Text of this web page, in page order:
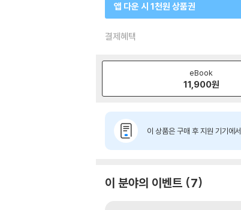
앱 다운 시 1천원 상품권
결제혜택
eBook
11,900원
이 상품은 구매 후 지원 기기에서
이 분야의 이벤트 7